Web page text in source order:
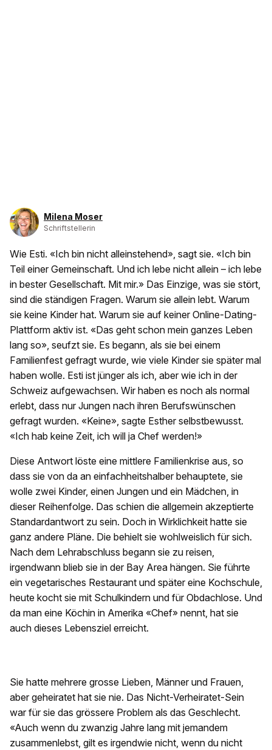
Milena Moser
Schriftstellerin
Wie Esti. «Ich bin nicht alleinstehend», sagt sie. «Ich bin
Teil einer Gemeinschaft. Und ich lebe nicht allein – ich lebe
in bester Gesellschaft. Mit mir.» Das Einzige, was sie stört,
sind die ständigen Fragen. Warum sie allein lebt. Warum
sie keine Kinder hat. Warum sie auf keiner Online-Dating-
Plattform aktiv ist. «Das geht schon mein ganzes Leben
lang so», seufzt sie. Es begann, als sie bei einem
Familienfest gefragt wurde, wie viele Kinder sie später mal
haben wolle. Esti ist jünger als ich, aber wie ich in der
Schweiz aufgewachsen. Wir haben es noch als normal
erlebt, dass nur Jungen nach ihren Berufswünschen
gefragt wurden. «Keine», sagte Esther selbstbewusst.
«Ich hab keine Zeit, ich will ja Chef werden!»
Diese Antwort löste eine mittlere Familienkrise aus, so
dass sie von da an einfachheitshalber behauptete, sie
wolle zwei Kinder, einen Jungen und ein Mädchen, in
dieser Reihenfolge. Das schien die allgemein akzeptierte
Standardantwort zu sein. Doch in Wirklichkeit hatte sie
ganz andere Pläne. Die behielt sie wohlweislich für sich.
Nach dem Lehrabschluss begann sie zu reisen,
irgendwann blieb sie in der Bay Area hängen. Sie führte
ein vegetarisches Restaurant und später eine Kochschule,
heute kocht sie mit Schulkindern und für Obdachlose. Und
da man eine Köchin in Amerika «Chef» nennt, hat sie
auch dieses Lebensziel erreicht.
Sie hatte mehrere grosse Lieben, Männer und Frauen,
aber geheiratet hat sie nie. Das Nicht-Verheiratet-Sein
war für sie das grössere Problem als das Geschlecht.
«Auch wenn du zwanzig Jahre lang mit jemandem
zusammenlebst, gilt es irgendwie nicht, wenn du nicht